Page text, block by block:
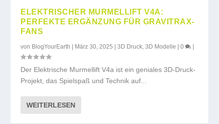
ELEKTRISCHER MURMELLIFT V4A:
PERFEKTE ERGÄNZUNG FÜR GRAVITRAX-
FANS
von BlogYourEarth März 30, 2025 |3D Druck,3D Modelle |0
Der Elektrische Murmellift V4a ist ein geniales 3D-Druck-
Projekt, das Spielspaß und Technik auf...
WEITERLESEN